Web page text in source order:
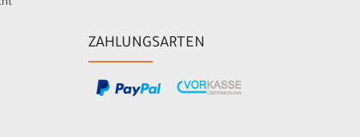
ZAHLUNGSARTEN